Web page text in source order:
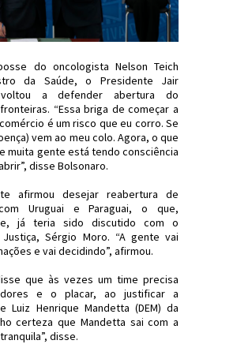
do oncologista Nelson Teich
da Saúde, o Presidente Jair
voltou a defender abertura do
“Essa briga de começar a
é um risco que eu corro. Se
vem ao meu colo. Agora, o que
muita gente está tendo consciência
disse Bolsonaro.
afirmou desejar reabertura de
Uruguai e Paraguai, o que,
já teria sido discutido com o
Sérgio Moro. “A gente vai
e vai decidindo”, afirmou.
que às vezes um time precisa
e o placar, ao justificar a
Luiz Henrique Mandetta (DEM) da
certeza que Mandetta sai com a
disse.